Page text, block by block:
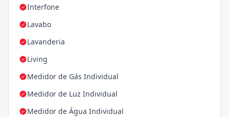
Interfone
Lavabo
Lavanderia
Living
Medidor de Gás Individual
Medidor de Luz Individual
Medidor de Água Individual